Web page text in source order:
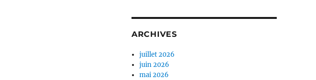
ARCHIVES
juillet 2026
juin 2026
mai 2026